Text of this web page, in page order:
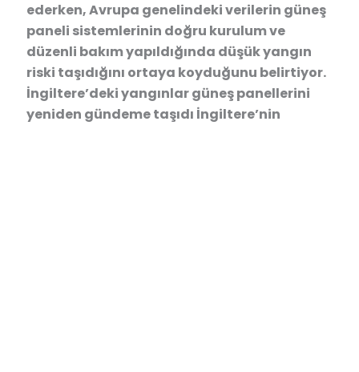
ederken, Avrupa genelindeki verilerin güneş
paneli sistemlerinin doğru kurulum ve
düzenli bakım yapıldığında düşük yangın
riski taşıdığını ortaya koyduğunu belirtiyor.
İngiltere’deki yangınlar güneş panellerini
yeniden gündeme taşıdı İngiltere’nin